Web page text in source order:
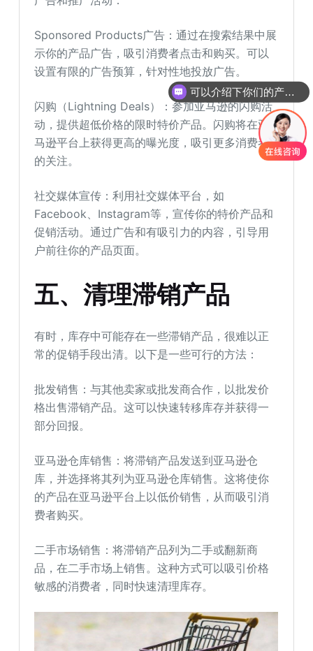
Sponsored Products广告：通过在搜索结果中展
示你的产品广告，吸引消费者点击和购买。可以
设置有限的广告预算，针对性地投放广告。
闪购（Lightning Deals）：参加亚马逊的闪购活
动，提供超低价格的限时特价产品。闪购将在亚
马逊平台上获得更高的曝光度，吸引更多消费者
的关注。
社交媒体宣传：利用社交媒体平台，如
Facebook、Instagram等，宣传你的特价产品和
促销活动。通过广告和有吸引力的内容，引导用
户前往你的产品页面。
五、清理滞销产品
有时，库存中可能存在一些滞销产品，很难以正
常的促销手段出清。以下是一些可行的方法：
批发销售：与其他卖家或批发商合作，以批发价
格出售滞销产品。这可以快速转移库存并获得一
部分回报。
亚马逊仓库销售：将滞销产品发送到亚马逊仓
库，并选择将其列为亚马逊仓库销售。这将使你
的产品在亚马逊平台上以低价销售，从而吸引消
费者购买。
二手市场销售：将滞销产品列为二手或翻新商
品，在二手市场上销售。这种方式可以吸引价格
敏感的消费者，同时快速清理库存。
可以介绍下你们的产品么